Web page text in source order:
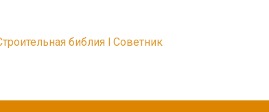
библия l Советник